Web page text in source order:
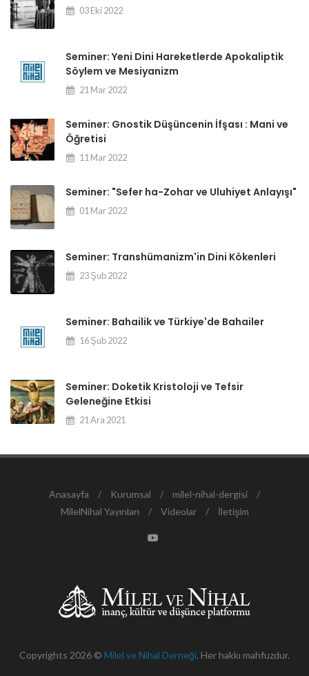
03 Eki 2022
Seminer: Yeni Dini Hareketlerde Apokaliptik
Söylem ve Mesiyanizm
21 Mar 2022
Seminer: Gnostik Düşüncenin İfşası : Mani ve
Öğretisi
11 Mar 2022
Seminer: "Sefer ha-Zohar ve Uluhiyet Anlayışı"
01 Mar 2022
Seminer: Transhümanizm'in Dini Kökenleri
23 Şub 2022
Seminer: Bahailik ve Türkiye'de Bahailer
16 Şub 2022
Seminer: Doketik Kristoloji ve Tefsir
Geleneğine Etkisi
21 Ara 2021
Copyrights 2026 © Milel ve Nihal Derneği. Her hakkı mahfuzdur.
Anasayfa / Kurumsal / milel-nihal-dergisi
/
MilelNihal Yayınları
/ Videolar / İletişim